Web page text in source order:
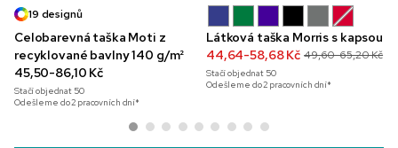
19 designů
Celobarevná taška Moti z
recyklované bavlny 140 g/m²
45,50-86,10 Kč
Stačí objednat 50
Odešleme do 2 pracovních dní*
Látková taška Morris s kapsou
44,64-58,68 Kč 49,60-65,20 Kč
Stačí objednat 50
Odešleme do 2 pracovních dní*